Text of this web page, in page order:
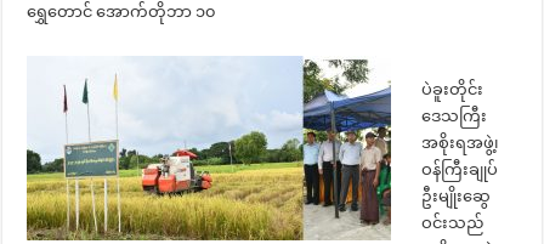
ရွှေတောင် အောက်တိုဘာ ၁၀
ပဲခူးတိုင်း
ဒေသကြီး
အစိုးရအဖွဲ့၊
ဝန်ကြီးချုပ်
ဦးမျိုးဆွေ
ဝင်းသည်